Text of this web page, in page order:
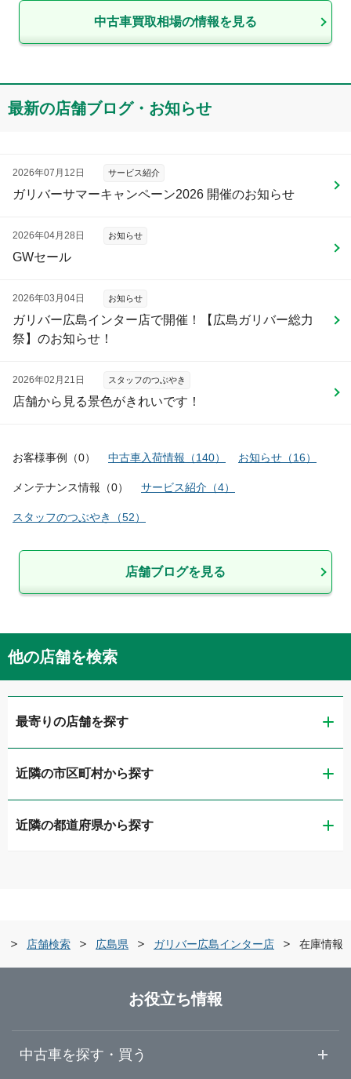
中古車買取相場の情報を見る
最新の店舗ブログ・お知らせ
2026年07月12日 サービス紹介
ガリバーサマーキャンペーン2026 開催のお知らせ
2026年04月28日 お知らせ
GWセール
2026年03月04日 お知らせ
ガリバー広島インター店で開催！【広島ガリバー総力
祭】のお知らせ！
2026年02月21日 スタッフのつぶやき
店舗から見る景色がきれいです！
お客様事例 （0） 中古車入荷情報 （140） お知らせ （16）
メンテナンス情報 （0） サービス紹介 （4）
スタッフのつぶやき （52）
店舗ブログを見る
他の店舗を検索
最寄りの店舗を探す
ガリバー広島吉島店
ガリバー広島舟入店
ガリバー広島インター店
ガリバー車検 広島インター店
ガリバー福山南蔵王店
近隣の市区町村から探す
広島市中区
近隣の都道府県から探す
店舗検索 広島県 ガリバー広島インター店 在庫情報
お役立ち情報
中古車を探す・買う